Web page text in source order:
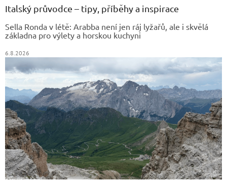
Italský průvodce – tipy, příběhy a inspirace
Sella Ronda v létě: Arabba není jen ráj lyžařů, ale i skvělá
základna pro výlety a horskou kuchyni
6.8.2026